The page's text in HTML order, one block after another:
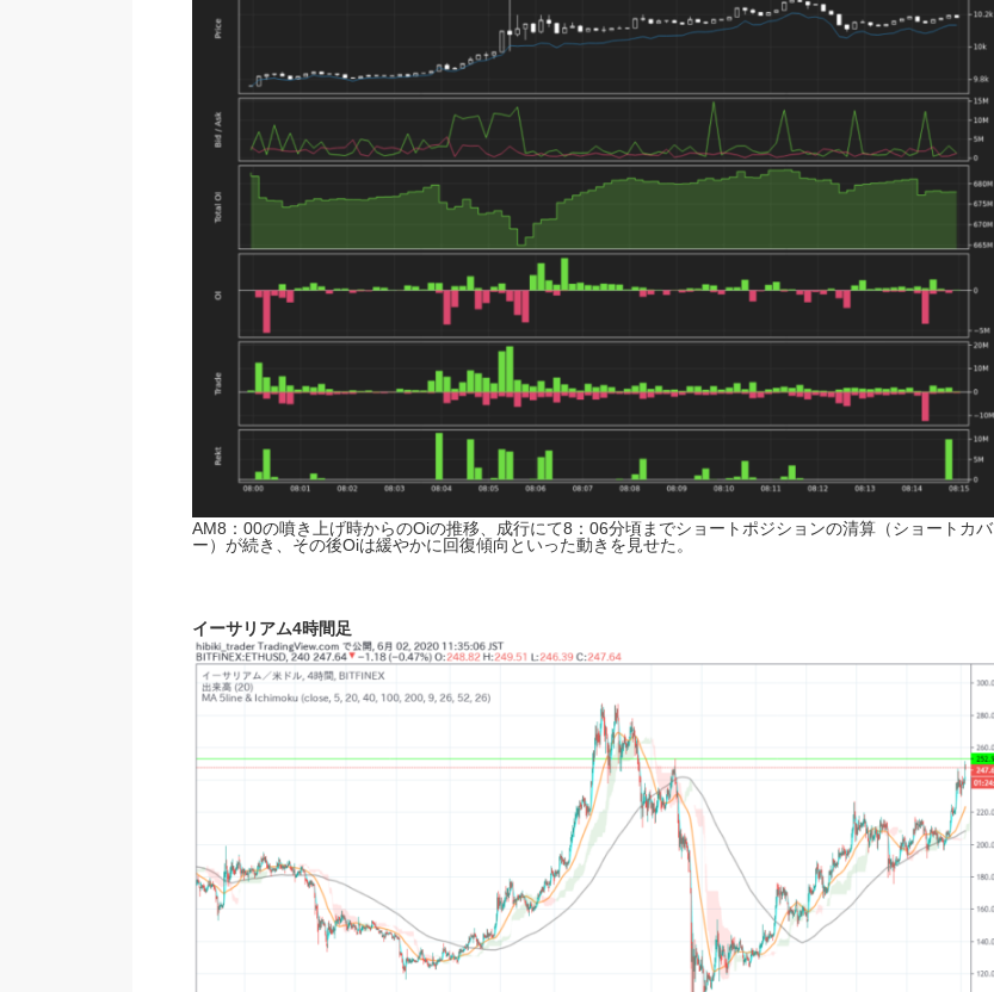
AM8：00の噴き上げ時からのOiの推移、成行にて8：06分頃までショートポジションの清算（ショートカバ
ー）が続き、その後Oiは緩やかに回復傾向といった動きを見せた。
イーサリアム4時間足